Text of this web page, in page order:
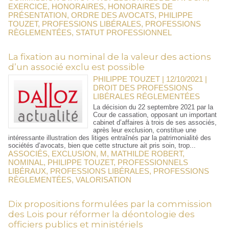
EXERCICE, HONORAIRES, HONORAIRES DE
PRÉSENTATION, ORDRE DES AVOCATS, PHILIPPE
TOUZET, PROFESSIONS LIBÉRALES, PROFESSIONS
RÈGLEMENTÉES, STATUT PROFESSIONNEL
La fixation au nominal de la valeur des actions
d’un associé exclu est possible
PHILIPPE TOUZET | 12/10/2021 |
DROIT DES PROFESSIONS
LIBÉRALES RÉGLEMENTÉES
La décision du 22 septembre 2021 par la
Cour de cassation, opposant un important
cabinet d’affaires à trois de ses associés,
après leur exclusion, constitue une
intéressante illustration des litiges entraînés par la patrimonialité des
sociétés d’avocats, bien que cette structure ait pris soin, trop...
ASSOCIÉS, EXCLUSION, M, MATHILDE ROBERT,
NOMINAL , PHILIPPE TOUZET, PROFESSIONNELS
LIBÉRAUX, PROFESSIONS LIBÉRALES, PROFESSIONS
RÈGLEMENTÉES, VALORISATION
Dix propositions formulées par la commission
des Lois pour réformer la déontologie des
officiers publics et ministériels